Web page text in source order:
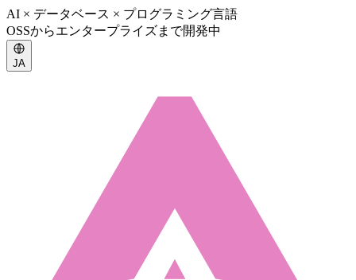
AI × データベース × プログラミング言語
OSSからエンタープライズまで開発中
JA